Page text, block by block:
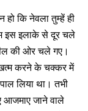
कि नेवला तुम्हें ही
इस इलाके से दूर चले
की ओर चले गए।
करने के चक्कर में
लिया था। तभी
आजमाए जाने वाले